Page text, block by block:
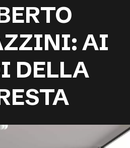
AI
DELLA